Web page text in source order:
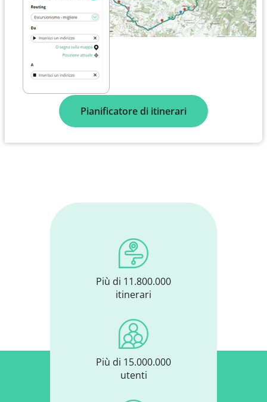
Pianificatore di itinerari
Più di 11.800.000
itinerari
Più di 15.000.000
utenti